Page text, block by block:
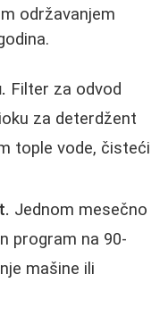
održavanjem
Filter za odvod
za deterdžent
tople vode, čisteći
Jednom mesečno
program na 90-
mašine ili